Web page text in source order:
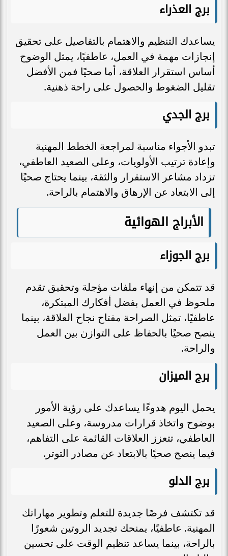
برج العذراء
يساعدك التنظيم والاهتمام بالتفاصيل على تحقيق
إنجازات مهمة في العمل، عاطفيًا، يمثل الوضوح
أساس استقرار العلاقة، أما صحيًا فمن الأفضل
تقليل الضغوط والحصول على راحة ذهنية.
برج الجدي
تبدو الأجواء مناسبة لمراجعة الخطط المهنية
وإعادة ترتيب الأولويات، وعلى الصعيد العاطفي،
تزداد مشاعر الاستقرار والثقة، بينما يحتاج صحيًا
إلى الابتعاد عن الإرهاق والاهتمام بالراحة.
الأبراج الهوائية
برج الجوزاء
قد تتمكن من إنهاء ملفات مؤجلة وتحقيق تقدم
ملحوظ في العمل بفضل أفكارك المبتكرة،
عاطفيًا، تمثل الصراحة مفتاح نجاح العلاقة، بينما
ينصح صحيًا بالحفاظ على التوازن بين العمل
والراحة.
برج الميزان
يحمل اليوم هدوءًا يساعدك على رؤية الأمور
بوضوح واتخاذ قرارات مدروسة، وعلى الصعيد
العاطفي، تتعزز العلاقات القائمة على التفاهم،
فيما ينصح صحيًا بالابتعاد عن مصادر التوتر.
برج الدلو
قد تكتشف فرصًا جديدة للتعلم وتطوير مهاراتك
المهنية. عاطفيًا، يمنحك تجديد الروتين شعورًا
بالراحة، بينما يساعد تنظيم الوقت على تحسين